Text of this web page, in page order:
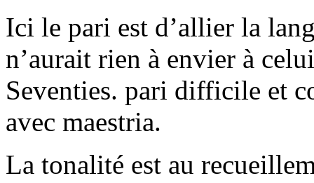
Ici le pari est d’allier la
n’aurait rien à envier à
Seventies. pari difficile et
avec maestria.
La tonalité est au